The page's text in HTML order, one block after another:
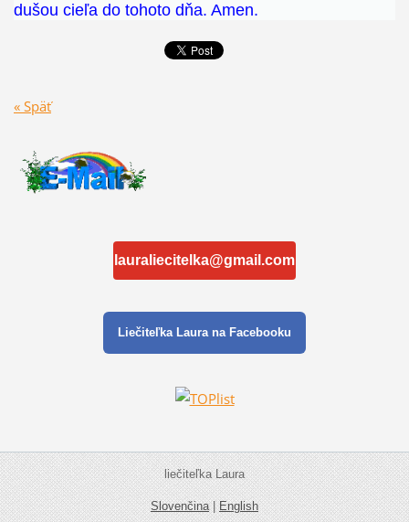
dušou cieľa do tohoto dňa. Amen.
« Späť
lauraliecitelka@gmail.com
Liečiteľka Laura na Facebooku
liečiteľka Laura
Slovenčina|English